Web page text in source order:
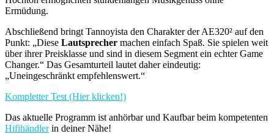
Ermüdung.
Abschließend bringt Tannoyista den Charakter der AE320² auf den
Punkt: „Diese Lautsprecher machen einfach Spaß. Sie spielen weit
über ihrer Preisklasse und sind in diesem Segment ein echter Game
Changer.“ Das Gesamturteil lautet daher eindeutig:
„Uneingeschränkt empfehlenswert.“
Kompletter Test (Hier klicken!)
Das aktuelle Programm ist anhörbar und Kaufbar beim kompetenten
Hifihändlerin deiner Nähe!